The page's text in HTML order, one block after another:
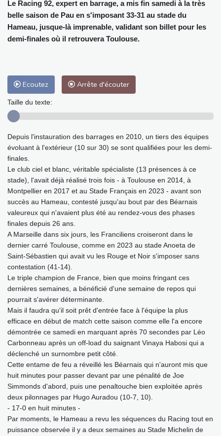
Le Racing 92, expert en barrage, a mis fin samedi à la très
belle saison de Pau en s'imposant 33-31 au stade du
Hameau, jusque-là imprenable, validant son billet pour les
demi-finales où il retrouvera Toulouse.
Ecoutez Arrête d'écouter
Taille du texte:
Depuis l'instauration des barrages en 2010, un tiers des équipes
évoluant à l'extérieur (10 sur 30) se sont qualifiées pour les demi-
finales.
Le club ciel et blanc, véritable spécialiste (13 présences à ce
stade), l'avait déjà réalisé trois fois - à Toulouse en 2014, à
Montpellier en 2017 et au Stade Français en 2023 - avant son
succès au Hameau, contesté jusqu'au bout par des Béarnais
valeureux qui n'avaient plus été au rendez-vous des phases
finales depuis 26 ans.
A Marseille dans six jours, les Franciliens croiseront dans le
dernier carré Toulouse, comme en 2023 au stade Anoeta de
Saint-Sébastien qui avait vu les Rouge et Noir s'imposer sans
contestation (41-14).
Le triple champion de France, bien que moins fringant ces
dernières semaines, a bénéficié d'une semaine de repos qui
pourrait s'avérer déterminante.
Mais il faudra qu'il soit prêt d'entrée face à l'équipe la plus
efficace en début de match cette saison comme elle l'a encore
démontrée ce samedi en marquant après 70 secondes par Léo
Carbonneau après un off-load du saignant Vinaya Habosi qui a
déclenché un surnombre petit côté.
Cette entame de feu a réveillé les Béarnais qui n'auront mis que
huit minutes pour passer devant par une pénalité de Joe
Simmonds d'abord, puis une penaltouche bien exploitée après
deux pilonnages par Hugo Auradou (10-7, 10).
- 17-0 en huit minutes -
Par moments, le Hameau a revu les séquences du Racing tout en
puissance observée il y a deux semaines au Stade Michelin de